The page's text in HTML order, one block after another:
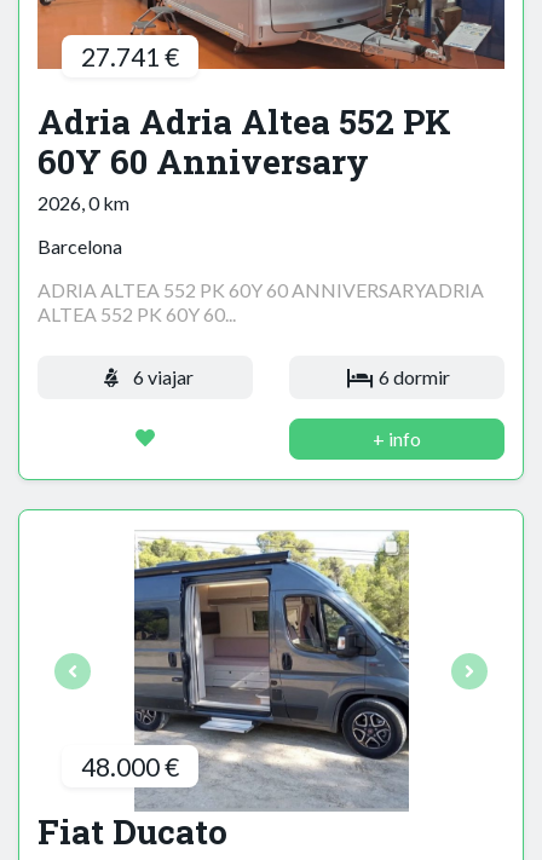
27.741 €
Adria Adria Altea 552 PK
60Y 60 Anniversary
2026, 0 km
Barcelona
ADRIA ALTEA 552 PK 60Y 60 ANNIVERSARYADRIA
ALTEA 552 PK 60Y 60...
6 viajar 6 dormir
+ info
48.000 €
Fiat Ducato